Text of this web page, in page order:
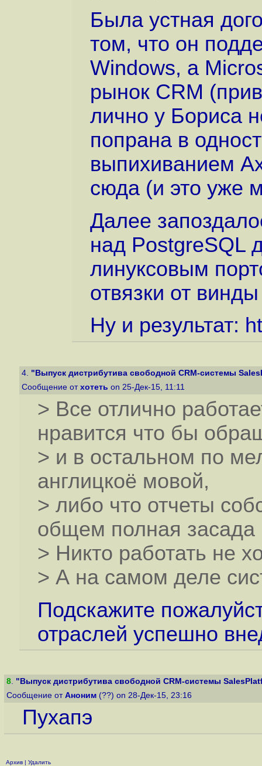
Была устная
том, что он
Windows, а
рынок CRM
лично у Бориса
попрана в
выпихиванием
сюда (и это уже
Далее
над PostgreSQL
линуксовым
отвязки от
Ну и результат:
4. "Выпуск дистрибутива свободной CRM-системы
Сообщение от хотеть on 25-Дек-15, 11:11
> Все отлично
нравится что бы
> и в остальном по
англицкоё мовой,
> либо что отчеты
общем полная засада
> Никто работать не
> А на самом деле
Подскажите
отраслей успешно
8. "Выпуск дистрибутива свободной CRM-системы
Сообщение от Аноним (??) on 28-Дек-15, 23:16
Пухапэ
Архив | Удалить